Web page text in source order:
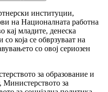
институции,
на Националната работна
кај младите, денеска
која се обврзуваат на
со овој сериозен
за образование и
Министерството за